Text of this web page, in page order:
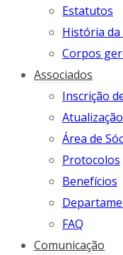
Estatutos
História
Corpos
Associados
Inscrição
Área de
Protocolos
Benefícios
FAQ
Comunicação